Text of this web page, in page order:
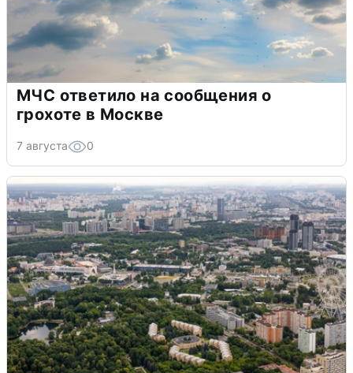
МЧС ответило на сообщения о
грохоте в Москве
7 августа 0